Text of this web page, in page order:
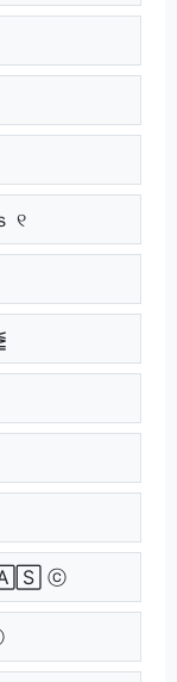
୧
ⓒ